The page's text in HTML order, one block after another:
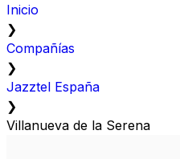
Inicio
❯
Compañías
❯
Jazztel España
❯
Villanueva de la Serena